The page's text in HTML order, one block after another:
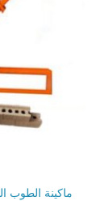
ماكينة الطوب